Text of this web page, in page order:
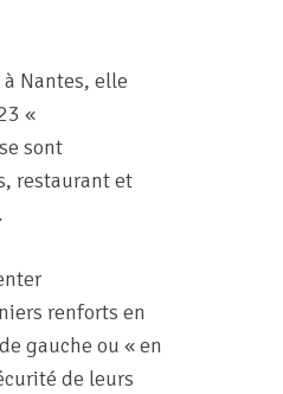
Nantes, elle
«
sont
restaurant et
renforts en
gauche ou « en
de leurs